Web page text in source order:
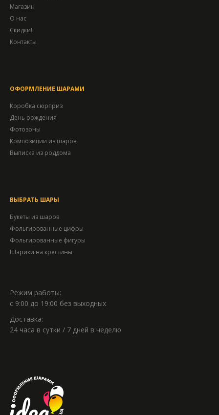
Магазин
О нас
Скидки!
Контакты
ОФОРМЛЕНИЕ ШАРАМИ
Коробка сюрприз
День рождения
Фотозоны
Композиции из шаров
Выписка из роддома
ВЫБРАТЬ ШАРЫ
Букеты из шаров
Фольгированные цифры
Фольгированные фигуры
Шарики на крестины
Режим работы:
с 9:00 до 19:00 без выходных
Доставка:
24 часа в сутки / 7 дней в неделю